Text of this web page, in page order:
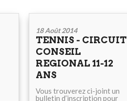
18 Août 2014
TENNIS - CIRCUIT
CONSEIL
REGIONAL 11-12
ANS
Vous trouverez ci-joint un
bulletin d’inscription pour